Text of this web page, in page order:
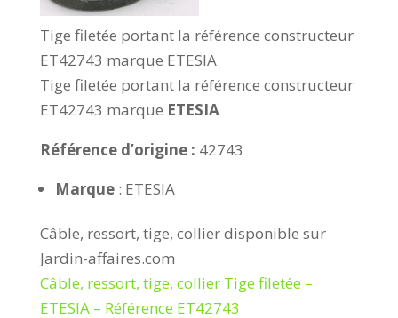
Tige filetée portant la référence constructeur
ET42743 marque ETESIA
Tige filetée portant la référence constructeur
ET42743 marque ETESIA
Référence d’origine : 42743
Marque: ETESIA
Câble, ressort, tige, collier disponible sur
Jardin-affaires.com
Câble, ressort, tige, collier Tige filetée –
ETESIA – Référence ET42743